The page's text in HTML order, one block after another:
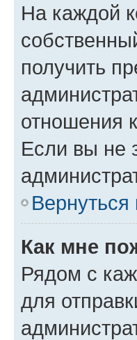
На каждой
получить
отношения
Если вы не
Вернуться
Как мне
Рядом с
для